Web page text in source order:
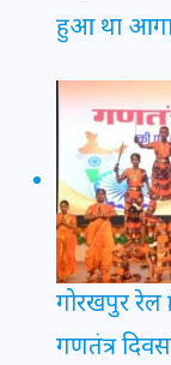
हुआ था
गोरखपुर रेल
गणतंत्र